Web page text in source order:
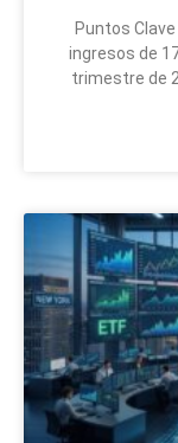
Puntos
ingresos de
trimestre de